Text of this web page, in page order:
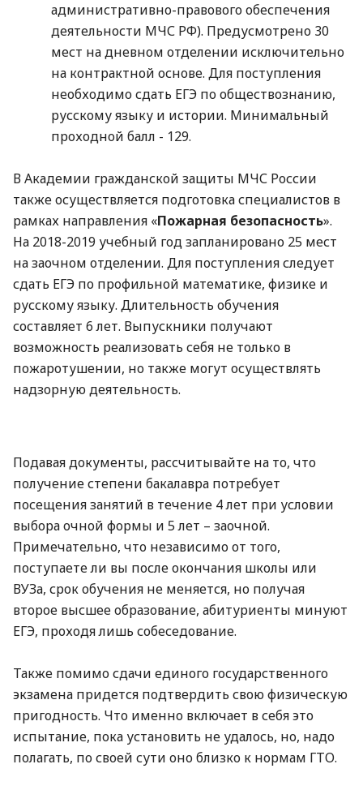
административно-правового обеспечения
деятельности МЧС РФ). Предусмотрено 30
мест на дневном отделении исключительно
на контрактной основе. Для поступления
необходимо сдать ЕГЭ по обществознанию,
русскому языку и истории. Минимальный
проходной балл - 129.
В Академии гражданской защиты МЧС России
также осуществляется подготовка специалистов в
рамках направления «Пожарная безопасность».
На 2018-2019 учебный год запланировано 25 мест
на заочном отделении. Для поступления следует
сдать ЕГЭ по профильной математике, физике и
русскому языку. Длительность обучения
составляет 6 лет. Выпускники получают
возможность реализовать себя не только в
пожаротушении, но также могут осуществлять
надзорную деятельность.
Подавая документы, рассчитывайте на то, что
получение степени бакалавра потребует
посещения занятий в течение 4 лет при условии
выбора очной формы и 5 лет – заочной.
Примечательно, что независимо от того,
поступаете ли вы после окончания школы или
ВУЗа, срок обучения не меняется, но получая
второе высшее образование, абитуриенты минуют
ЕГЭ, проходя лишь собеседование.
Также помимо сдачи единого государственного
экзамена придется подтвердить свою физическую
пригодность. Что именно включает в себя это
испытание, пока установить не удалось, но, надо
полагать, по своей сути оно близко к нормам ГТО.